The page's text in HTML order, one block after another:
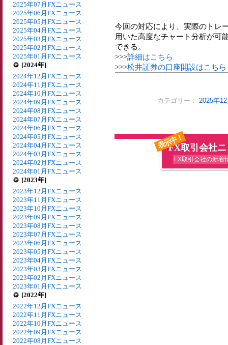
2025年07月FXニュース
2025年06月FXニュース
2025年05月FXニュース
2025年04月FXニュース
2025年03月FXニュース
2025年02月FXニュース
2025年01月FXニュース
[2024年]
2024年12月FXニュース
2024年11月FXニュース
2024年10月FXニュース
2024年09月FXニュース
2024年08月FXニュース
2024年07月FXニュース
2024年06月FXニュース
2024年05月FXニュース
2024年04月FXニュース
2024年03月FXニュース
2024年02月FXニュース
2024年01月FXニュース
[2023年]
2023年12月FXニュース
2023年11月FXニュース
2023年10月FXニュース
2023年09月FXニュース
2023年08月FXニュース
2023年07月FXニュース
2023年06月FXニュース
2023年05月FXニュース
2023年04月FXニュース
2023年03月FXニュース
2023年02月FXニュース
2023年01月FXニュース
[2022年]
2022年12月FXニュース
2022年11月FXニュース
2022年10月FXニュース
2022年09月FXニュース
2022年08月FXニュース
今回の対応により、実際のトレ
用いた高度なチャート分析が可
できる。
>>>詳細はこちら
>>>松井証券の口座開設はこちら
カテゴリー： 2025年
表示中！
FX取引会社
FX取引会社の新着